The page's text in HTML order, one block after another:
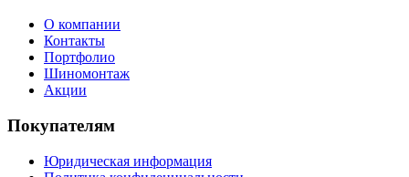
О компании
Контакты
Портфолио
Шиномонтаж
Акции
Покупателям
Юридическая информация